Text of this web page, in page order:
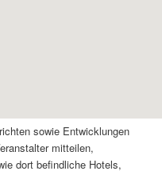
sowie Entwicklungen
mitteilen,
dort befindliche Hotels,